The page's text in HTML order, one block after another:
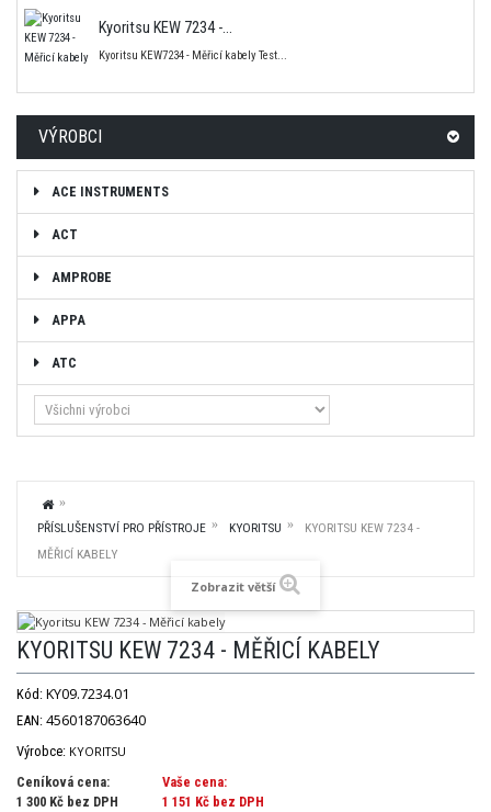
Kyoritsu KEW 7234 -...
Kyoritsu KEW7234 - Měřicí kabely Test...
VÝROBCI
ACE INSTRUMENTS
ACT
AMPROBE
APPA
ATC
PŘÍSLUŠENSTVÍ PRO PŘÍSTROJE KYORITSU
KYORITSU KEW 7234 -
MĚŘICÍ KABELY
Zobrazit větší
KYORITSU KEW 7234 - MĚŘICÍ KABELY
Kód: KY09.7234.01
EAN: 4560187063640
Výrobce: KYORITSU
Ceníková cena:
1 300 Kč bez DPH
Vaše cena:
1 151 Kč bez DPH